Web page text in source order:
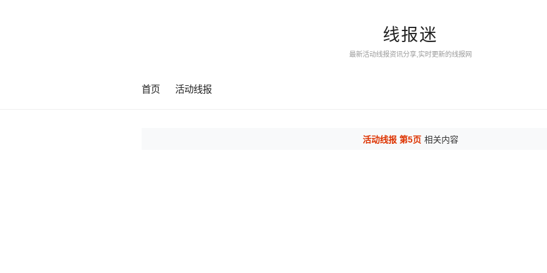
线报迷
最新活动线报资讯分享,实时更新的线报网
首页 活动线报
活动线报 第5页 相关内容